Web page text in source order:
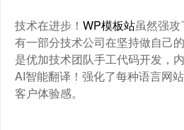
技术在进步！ WP模板站虽然强
有一部分技术公司在坚持做自己的
是优加技术团队手工代码开发，
AI智能翻译！强化了每种语言网
客户体验感。